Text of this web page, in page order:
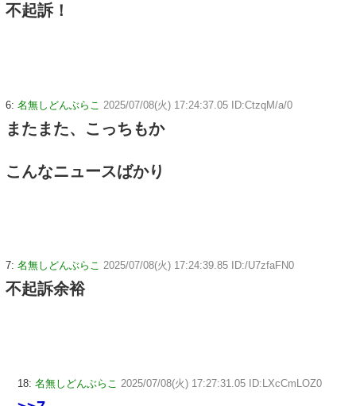
不起訴！
6: 名無しどんぶらこ 2025/07/08(火) 17:24:37.05 ID:CtzqM/a/0
またまた、こっちもか
こんなニュースばかり
7: 名無しどんぶらこ 2025/07/08(火) 17:24:39.85 ID:/U7zfaFN0
不起訴余裕
18: 名無しどんぶらこ 2025/07/08(火) 17:27:31.05 ID:LXcCmLOZ0